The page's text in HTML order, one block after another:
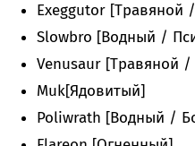
Exeggutor [Травяной
Slowbro [Водный /
Venusaur [Травяной
Muk[Ядовитый]
Poliwrath [Водный /